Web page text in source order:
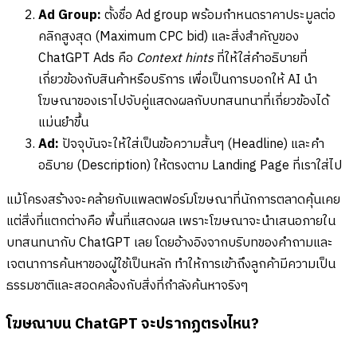
Ad Group:ตั้งชื่อ Ad group พร้อมกำหนดราคาประมูลต่อ
คลิกสูงสุด (Maximum CPC bid) และสิ่งสำคัญของ
ChatGPT Ads คือ Context hintsที่ให้ใส่คำอธิบายที่
เกี่ยวข้องกับสินค้าหรือบริการ เพื่อเป็นการบอกให้ AI นำ
โฆษณาของเราไปจับคู่แสดงผลกับบทสนทนาที่เกี่ยวข้องได้
แม่นยำขึ้น
Ad: ปัจจุบันจะให้ใส่เป็นข้อความสั้นๆ (Headline) และคำ
อธิบาย (Description) ให้ตรงตาม Landing Page ที่เราใส่ไป
แม้โครงสร้างจะคล้ายกับแพลตฟอร์มโฆษณาที่นักการตลาดคุ้นเคย
แต่สิ่งที่แตกต่างคือ พื้นที่แสดงผล เพราะโฆษณาจะนำเสนอภายใน
บทสนทนากับ ChatGPT เลย โดยอ้างอิงจากบริบทของคำถามและ
เจตนาการค้นหาของผู้ใช้เป็นหลัก ทำให้การเข้าถึงลูกค้ามีความเป็น
ธรรมชาติและสอดคล้องกับสิ่งที่กำลังค้นหาจริงๆ
โฆษณาบน ChatGPT จะปรากฏตรงไหน?